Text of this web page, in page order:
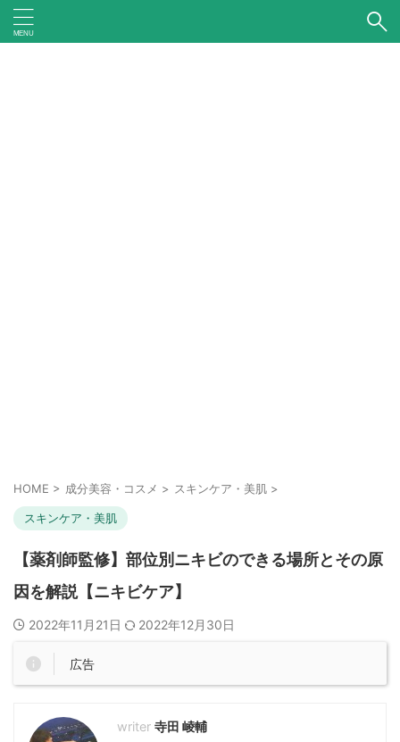
HOME > 成分美容・コスメ > スキンケア・美肌 >
スキンケア・美肌
【薬剤師監修】部位別ニキビのできる場所とその原
因を解説【ニキビケア】
2022年11月21日 2022年12月30日
広告
寺田 崚輔